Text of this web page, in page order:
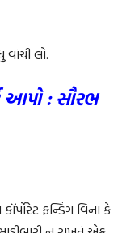
લો.
આપો : સૌરભ
ફન્ડિંગ વિના કે